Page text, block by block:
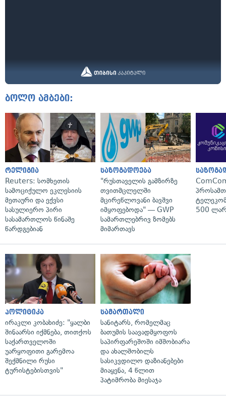
ბოლო ამბები:
რელიგია
Reuters: სომხეთის
სამოციქულო ეკლესიის
მეთაური და ექვსი
სასულიერო პირი
სასამართლოს წინაშე
წარდგებიან
საზოგადოება
"რუსთაველის გამზირზე
თვითმცლელში
მცირეწლოვანი ბავშვი
იმყოფებოდა" — GWP
სამართლებრივ ზომებს
მიმართავს
500
პოლიტიკა
ირაკლი კობახიძე: "ყალბი
შინაარსი იქმნება, თითქოს
საქართველოში
უარყოფითი გარემოა
შექმნილი რუსი
ტურისტებისთვის"
სამართალი
სანიტარს, რომელმაც
ბათუმის საავადმყოფოს
საპირფარეშოში იმშობიარა
და ახალშობილს
სასიკვდილო დაზიანებები
მიაყენა, 4 წლით
პატიმრობა მიესაჯა